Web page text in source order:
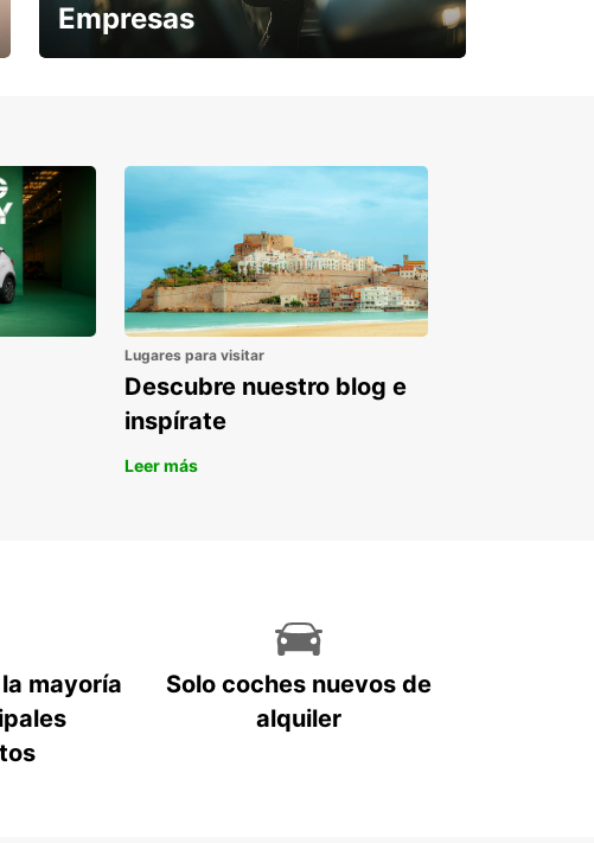
Empresas
Lugares para visitar
Descubre nuestro blog e
inspírate
Leer más
mayoría
Solo coches nuevos de
alquiler